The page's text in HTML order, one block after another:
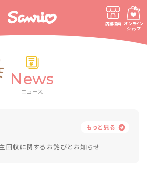
店舗検索 オンライン
ショップ
News
ニュース
もっと見る
回収に関するお詫びとお知らせ